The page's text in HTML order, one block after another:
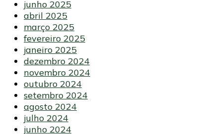
junho 2025
abril 2025
março 2025
fevereiro 2025
janeiro 2025
dezembro 2024
novembro 2024
outubro 2024
setembro 2024
agosto 2024
julho 2024
junho 2024